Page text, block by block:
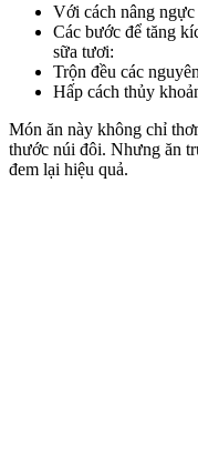
Với cách nâng
Các bước để tăng
sữa tươi:
Trộn đều các
Hấp cách thủy
Món ăn này không chỉ
thước núi đôi. Nhưng ăn
đem lại hiệu quả.